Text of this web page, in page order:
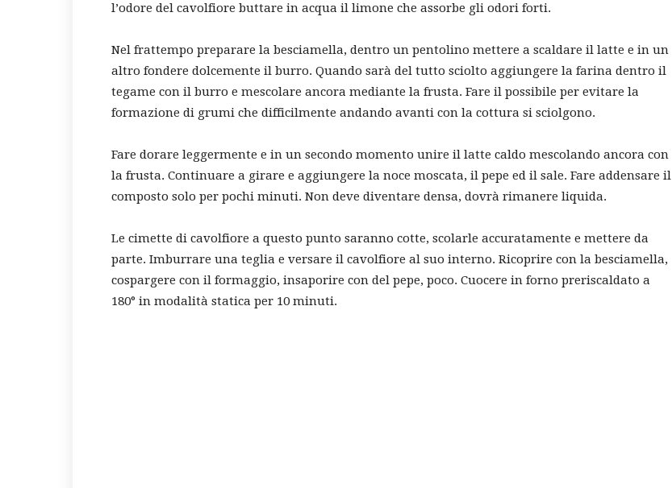
l’odore del cavolfiore buttare in acqua il limone che assorbe gli odori forti.
Nel frattempo preparare la besciamella, dentro un pentolino mettere a scaldare il latte e in un
altro fondere dolcemente il burro. Quando sarà del tutto sciolto aggiungere la farina dentro il
tegame con il burro e mescolare ancora mediante la frusta. Fare il possibile per evitare la
formazione di grumi che difficilmente andando avanti con la cottura si sciolgono.
Fare dorare leggermente e in un secondo momento unire il latte caldo mescolando ancora con
la frusta. Continuare a girare e aggiungere la noce moscata, il pepe ed il sale. Fare addensare il
composto solo per pochi minuti. Non deve diventare densa, dovrà rimanere liquida.
Le cimette di cavolfiore a questo punto saranno cotte, scolarle accuratamente e mettere da
parte. Imburrare una teglia e versare il cavolfiore al suo interno. Ricoprire con la besciamella,
cospargere con il formaggio, insaporire con del pepe, poco. Cuocere in forno preriscaldato a
180° in modalità statica per 10 minuti.